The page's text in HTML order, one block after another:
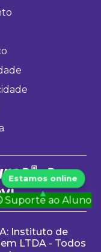
Suporte ao Aluno
Instituto de
LTDA - Todos